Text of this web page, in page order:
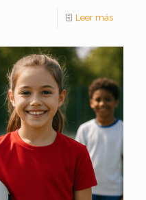
Leer más